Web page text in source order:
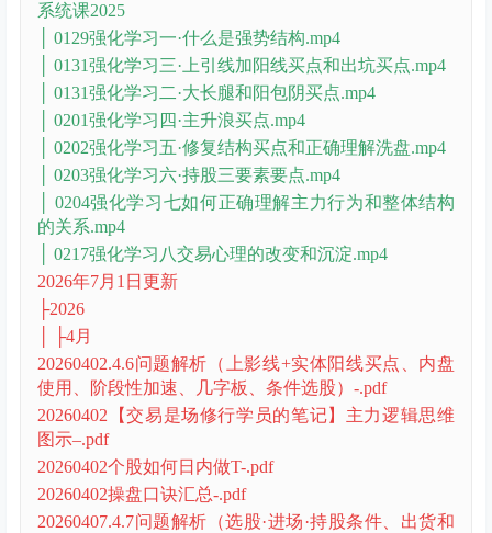
系统课2025
│ 0129强化学习一·什么是强势结构.mp4
│ 0131强化学习三·上引线加阳线买点和出坑买点.mp4
│ 0131强化学习二·大长腿和阳包阴买点.mp4
│ 0201强化学习四·主升浪买点.mp4
│ 0202强化学习五·修复结构买点和正确理解洗盘.mp4
│ 0203强化学习六·持股三要素要点.mp4
│ 0204强化学习七如何正确理解主力行为和整体结构
的关系.mp4
│ 0217强化学习八交易心理的改变和沉淀.mp4
2026年7月1日更新
├2026
│ ├4月
20260402.4.6问题解析（上影线+实体阳线买点、内盘
使用、阶段性加速、几字板、条件选股）-.pdf
20260402【交易是场修行学员的笔记】主力逻辑思维
图示–.pdf
20260402个股如何日内做T-.pdf
20260402操盘口诀汇总-.pdf
20260407.4.7问题解析（选股·进场·持股条件、出货和